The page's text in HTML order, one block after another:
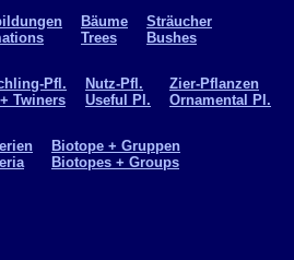
Bäume
Trees
Sträucher
Bushes
Pfl.
Twiners
Nutz-Pfl.
Useful Pl.
Zier-Pflanzen
Ornamental Pl.
Biotope + Gruppen
Biotopes + Groups